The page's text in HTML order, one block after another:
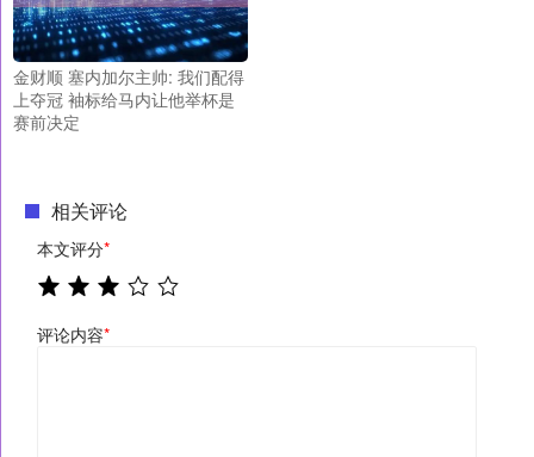
金财顺 塞内加尔主帅: 我们配得
上夺冠 袖标给马内让他举杯是
赛前决定
相关评论
本文评分*
评论内容*